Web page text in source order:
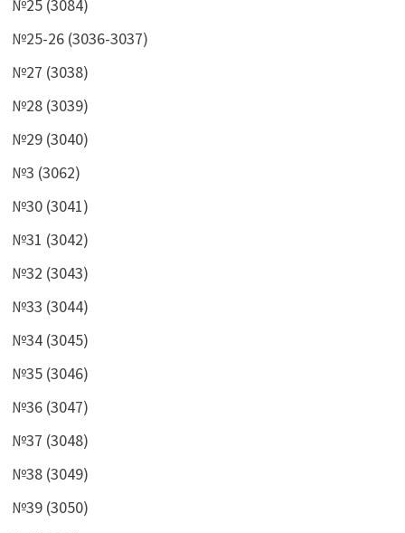
№25 (3084)
№25-26 (3036-3037)
№27 (3038)
№28 (3039)
№29 (3040)
№3 (3062)
№30 (3041)
№31 (3042)
№32 (3043)
№33 (3044)
№34 (3045)
№35 (3046)
№36 (3047)
№37 (3048)
№38 (3049)
№39 (3050)